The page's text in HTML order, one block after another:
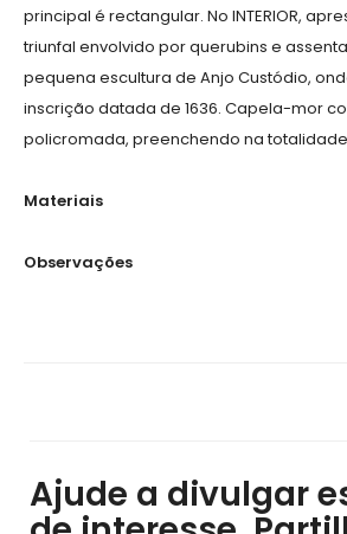
principal é rectangular. No INTERIOR,
triunfal envolvido por querubins e
pequena escultura de Anjo Custódio,
inscrição datada de 1636. Capela-mor
policromada, preenchendo na
Materiais
Observações
Ajude a divulgar